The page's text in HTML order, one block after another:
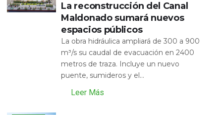
La reconstrucción del Canal
Maldonado sumará nuevos
espacios públicos
La obra hidráulica ampliará de 300 a 900
m³/s su caudal de evacuación en 2400
metros de traza. Incluye un nuevo
puente, sumideros y el...
Leer Más